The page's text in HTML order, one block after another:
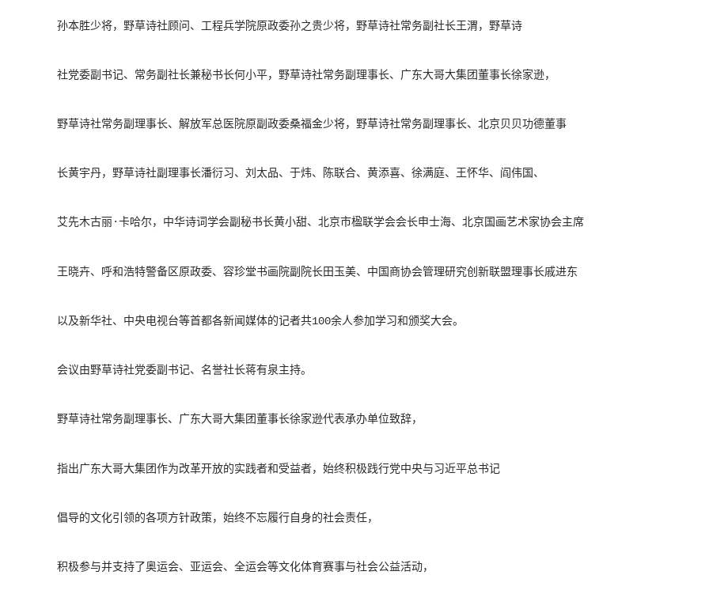
孙本胜少将，野草诗社顾问、工程兵学院原政委孙之贵少将，野草诗社常务副社长王渭，野草诗
社党委副书记、常务副社长兼秘书长何小平，野草诗社常务副理事长、广东大哥大集团董事长徐家逊，
野草诗社常务副理事长、解放军总医院原副政委桑福金少将，野草诗社常务副理事长、北京贝贝功德董事
长黄宇丹，野草诗社副理事长潘衍习、刘太品、于炜、陈联合、黄添喜、徐满庭、王怀华、阎伟国、
艾先木古丽·卡哈尔，中华诗词学会副秘书长黄小甜、北京市楹联学会会长申士海、北京国画艺术家协会主席
王晓卉、呼和浩特警备区原政委、容珍堂书画院副院长田玉美、中国商协会管理研究创新联盟理事长戚进东
以及新华社、中央电视台等首都各新闻媒体的记者共100余人参加学习和颁奖大会。
会议由野草诗社党委副书记、名誉社长蒋有泉主持。
野草诗社常务副理事长、广东大哥大集团董事长徐家逊代表承办单位致辞，
指出广东大哥大集团作为改革开放的实践者和受益者，始终积极践行党中央与习近平总书记
倡导的文化引领的各项方针政策，始终不忘履行自身的社会责任，
积极参与并支持了奥运会、亚运会、全运会等文化体育赛事与社会公益活动，